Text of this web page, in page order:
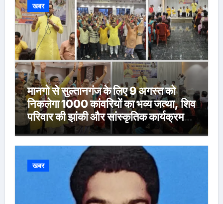
खबर
मानगो से सुल्तानगंज के लिए 9 अगस्त को
निकलेगा 1000 कांवरियों का भव्य जत्था, शिव
परिवार की झांकी और सांस्कृतिक कार्यक्रम
होंगे आकर्षण
खबर